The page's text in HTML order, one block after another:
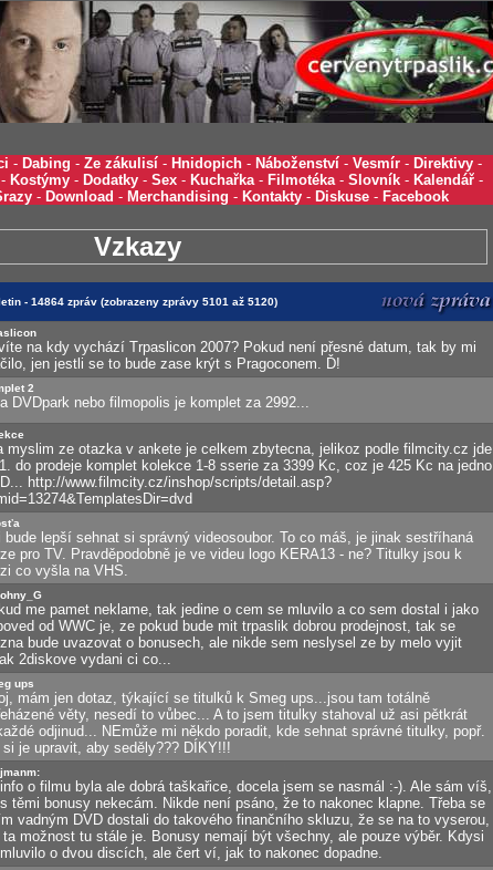
- Dabing - Ze zákulisí - Hnidopich - Náboženství - Vesmír - Direktivy -
- Kostýmy - Dodatky - Sex - Kuchařka- Filmotéka- Slovník - Kalendář -
- Download - Merchandising - Kontakty - Diskuse - Facebook
Vzkazy
- 14864 zpráv (zobrazeny zprávy 5101 až 5120)
na kdy vychází Trpaslicon 2007? Pokud není přesné datum, tak by mi
jen jestli se to bude zase krýt s Pragoconem. Ď!
2
DVDpark nebo filmopolis je komplet za 2992...
myslim ze otazka v ankete je celkem zbytecna, jelikoz podle filmcity.cz jde
do prodeje komplet kolekce 1-8 sserie za 3399 Kc, coz je 425 Kc na jedno
http://www.filmcity.cz/inshop/scripts/detail.asp?
bude lepší sehnat si správný videosoubor. To co máš, je jinak sestříhaná
pro TV. Pravděpodobně je ve videu logo KERA13 - ne? Titulky jsou k
co vyšla na VHS.
me pamet neklame, tak jedine o cem se mluvilo a co sem dostal i jako
od WWC je, ze pokud bude mit trpaslik dobrou prodejnost, tak se
bude uvazovat o bonusech, ale nikde sem neslysel ze by melo vyjit
2diskove vydani ci co...
ups
mám jen dotaz, týkající se titulků k Smeg ups...jsou tam totálně
věty, nesedí to vůbec... A to jsem titulky stahoval už asi pětkrát
odjinud... NEmůže mi někdo poradit, kde sehnat správné titulky, popř.
si je upravit, aby seděly??? DÍKY!!!
o filmu byla ale dobrá taškařice, docela jsem se nasmál :-). Ale sám víš,
těmi bonusy nekecám. Nikde není psáno, že to nakonec klapne. Třeba se
vadným DVD dostali do takového finančního skluzu, že se na to vyserou,
ta možnost tu stále je. Bonusy nemají být všechny, ale pouze výběr. Kdysi
o dvou discích, ale čert ví, jak to nakonec dopadne.